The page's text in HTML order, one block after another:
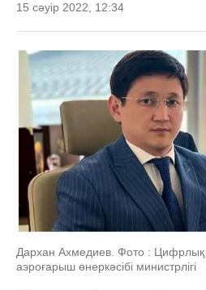
15 сәуір 2022, 12:34
Дархан Ахмедиев. Фото :
аэроғарыш өнеркәсібі министрлігі